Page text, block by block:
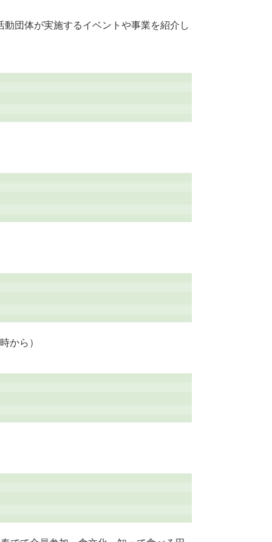
団体が実施するイベントや事業を紹介し
から）